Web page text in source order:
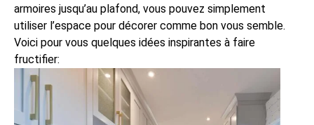
armoires jusqu’au plafond, vous pouvez simplement
utiliser l’espace pour décorer comme bon vous semble.
Voici pour vous quelques idées inspirantes à faire
fructifier: